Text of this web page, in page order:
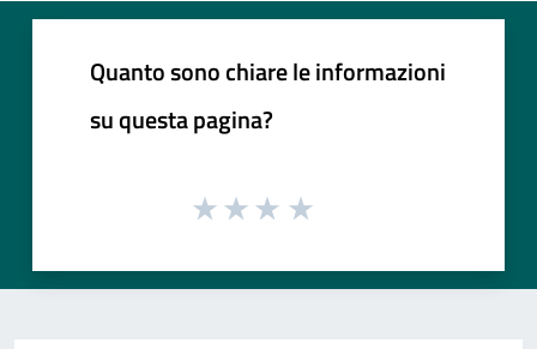
Quanto sono chiare le informazioni
su questa pagina?